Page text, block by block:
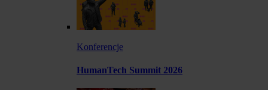
Konferencje
HumanTech Summit 2026